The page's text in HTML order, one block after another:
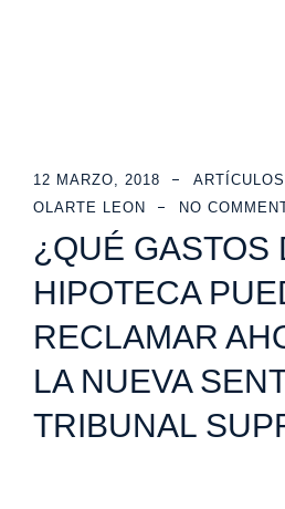
12 MARZO, 2018
OLARTE LEON
NO
¿QUÉ GASTOS
HIPOTECA
RECLAMAR
LA NUEVA
TRIBUNAL